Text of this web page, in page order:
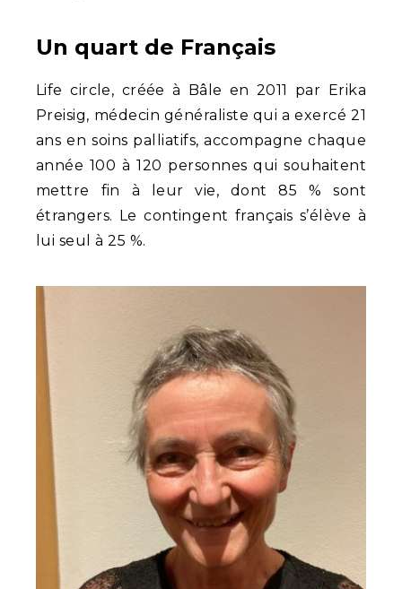
Un quart de Français
Life circle, créée à Bâle en 2011 par Erika
Preisig, médecin généraliste qui a exercé 21
ans en soins palliatifs, accompagne chaque
année 100 à 120 personnes qui souhaitent
mettre fin à leur vie, dont 85 % sont
étrangers. Le contingent français s’élève à
lui seul à 25 %.